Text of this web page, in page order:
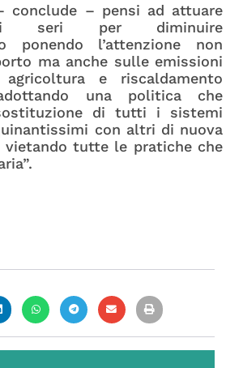
conclude – pensi ad attuare
seri per diminuire
ponendo l’attenzione non
ma anche sulle emissioni
e riscaldamento
una politica che
di tutti i sistemi
con altri di nuova
vietando tutte le pratiche che